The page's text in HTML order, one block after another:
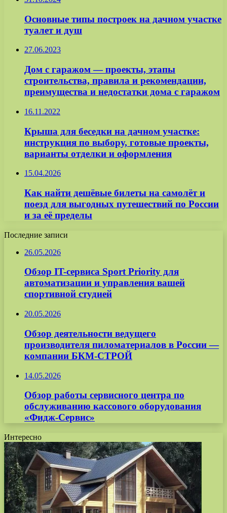
Основные типы построек на дачном участке
туалет и душ
27.06.2023
Дом с гаражом — проекты, этапы
строительства, правила и рекомендации,
преимущества и недостатки дома с гаражом
16.11.2022
Крыша для беседки на дачном участке:
инструкция по выбору, готовые проекты,
варианты отделки и оформления
15.04.2026
Как найти дешёвые билеты на самолёт и
поезд для выгодных путешествий по России
и за её пределы
Последние записи
26.05.2026
Обзор IT-сервиса Sport Priority для
автоматизации и управления вашей
спортивной студией
20.05.2026
Обзор деятельности ведущего
производителя пиломатериалов в России —
компании БКМ-СТРОЙ
14.05.2026
Обзор работы сервисного центра по
обслуживанию кассового оборудования
«Фидж-Сервис»
Интересно